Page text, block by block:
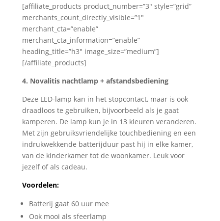
[affiliate_products product_number=”3″ style=”grid”
merchants_count_directly_visible=”1″
merchant_cta=”enable”
merchant_cta_information=”enable”
heading_title=”h3″ image_size=”medium”]
[/affiliate_products]
4. Novalitis nachtlamp + afstandsbediening
Deze LED-lamp kan in het stopcontact, maar is ook
draadloos te gebruiken, bijvoorbeeld als je gaat
kamperen. De lamp kun je in 13 kleuren veranderen.
Met zijn gebruiksvriendelijke touchbediening en een
indrukwekkende batterijduur past hij in elke kamer,
van de kinderkamer tot de woonkamer. Leuk voor
jezelf of als cadeau.
Voordelen:
Batterij gaat 60 uur mee
Ook mooi als sfeerlamp